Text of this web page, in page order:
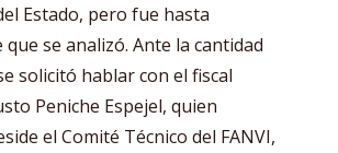
Estado, pero fue hasta
se analizó. Ante la cantidad
solicitó hablar con el fiscal
Peniche Espejel, quien
el Comité Técnico del FANVI,